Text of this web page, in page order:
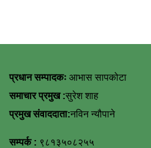
प्रधान सम्पादकः आभास सापकोटा
समाचार प्रमुख :सुरेश शाह
प्रमुख संवाददाता:नविन न्यौपाने
सम्पर्क : ९८१३५०८२५५